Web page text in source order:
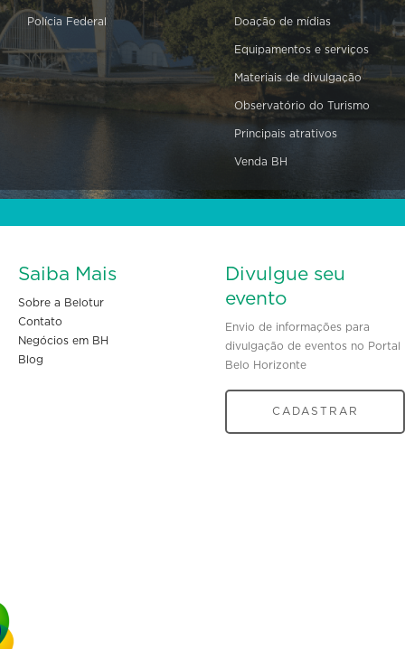
Polícia Federal Doação de mídias
Equipamentos e serviços
Materiais de divulgação
Observatório do Turismo
Principais atrativos
Venda BH
Saiba Mais
Sobre a Belotur
Contato
Negócios em BH
Blog
Divulgue seu
evento
Envio de informações para
divulgação de eventos no Portal
Belo Horizonte
CADASTRAR